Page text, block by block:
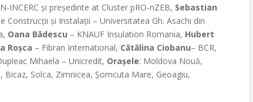
INCERC și președinte at Cluster pRO-nZEB, Sebastian
Construcții și Instalații – Universitatea Gh. Asachi din
Oana Bădescu – KNAUF Insulation Romania, Hubert
Roșca – Fibran International, Cătălina Ciobanu– BCR,
Mihaela – Unicredit, Orașele: Moldova Nouă,
Bicaz, Solca, Zimnicea, Șomcuta Mare, Geoagiu,